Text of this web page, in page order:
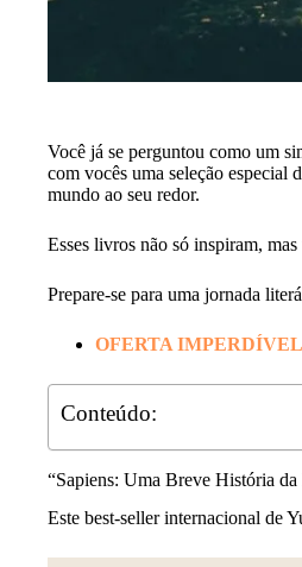
Você já se perguntou como um
com vocês uma seleção especial
mundo ao seu redor.
Esses livros não só inspiram,
Prepare-se para uma jornada
OFERTA
Conteúdo:
“Sapiens: Uma Breve História
Este best-seller internacional de